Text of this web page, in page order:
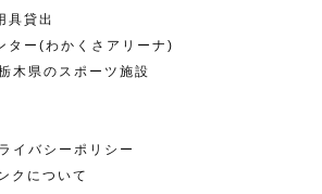
具貸出
ター(わかくさアリーナ)
木県のスポーツ施設
イバシーポリシー
クについて